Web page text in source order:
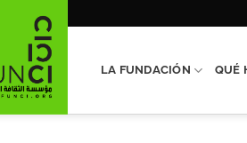
LA FUNDACIÓN QUÉ